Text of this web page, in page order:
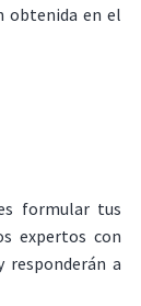
obtenida en el
formular tus
expertos con
responderán a